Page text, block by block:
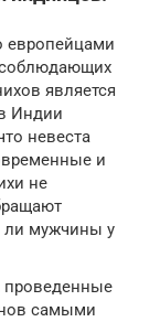
европейцами
соблюдающих
является
Индии
невеста
и
не
ли мужчины у
проведенные
самыми